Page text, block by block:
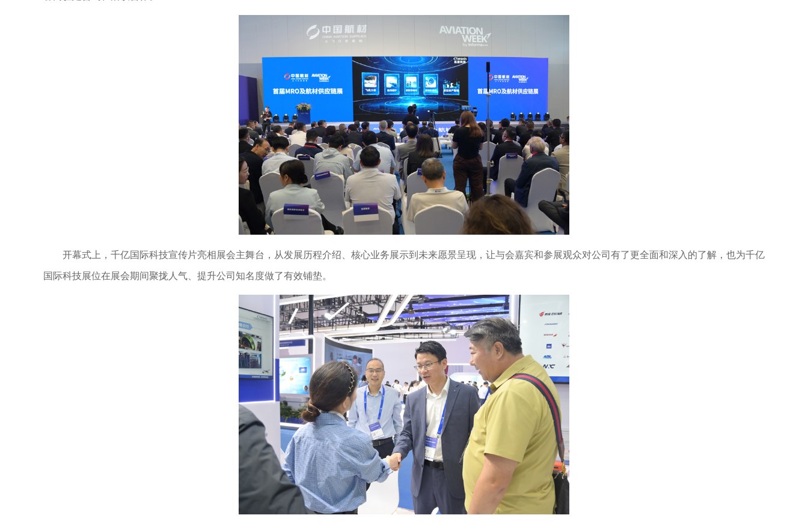
开幕式上，千亿国际科技宣传片亮相展会主舞台，从发展历程介绍、核心业务展示到未来愿景呈现，让与会嘉宾和参展观众对公司有了更全面和深入的了解，也为千亿
国际科技展位在展会期间聚拢人气、提升公司知名度做了有效铺垫。